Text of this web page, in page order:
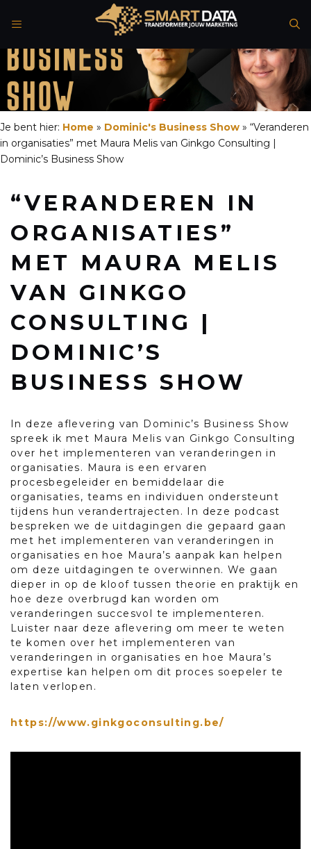
naar
inhoud
Je bent hier: Home » Dominic's Business Show » “Veranderen
in organisaties” met Maura Melis van Ginkgo Consulting |
Dominic’s Business Show
“VERANDEREN IN
ORGANISATIES”
MET MAURA MELIS
VAN GINKGO
CONSULTING |
DOMINIC’S
BUSINESS SHOW
In deze aflevering van Dominic’s Business Show
spreek ik met Maura Melis van Ginkgo Consulting
over het implementeren van veranderingen in
organisaties. Maura is een ervaren
procesbegeleider en bemiddelaar die
organisaties, teams en individuen ondersteunt
tijdens hun verandertrajecten. In deze podcast
bespreken we de uitdagingen die gepaard gaan
met het implementeren van veranderingen in
organisaties en hoe Maura’s aanpak kan helpen
om deze uitdagingen te overwinnen. We gaan
dieper in op de kloof tussen theorie en praktijk en
hoe deze overbrugd kan worden om
veranderingen succesvol te implementeren.
Luister naar deze aflevering om meer te weten
te komen over het implementeren van
veranderingen in organisaties en hoe Maura’s
expertise kan helpen om dit proces soepeler te
laten verlopen.
https://www.ginkgoconsulting.be/